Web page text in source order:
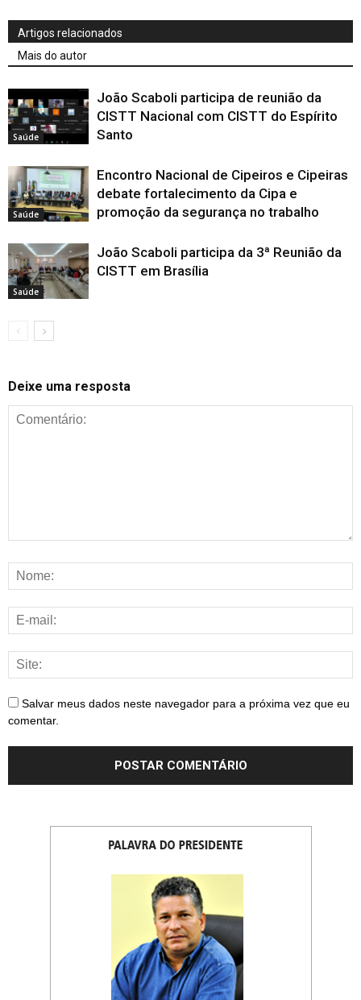
Artigos relacionados
Mais do autor
Saúde
João Scaboli participa de reunião da
CISTT Nacional com CISTT do Espírito
Santo
Saúde
Encontro Nacional de Cipeiros e Cipeiras
debate fortalecimento da Cipa e
promoção da segurança no trabalho
Saúde
João Scaboli participa da 3ª Reunião da
CISTT em Brasília
Deixe uma resposta
Salvar meus dados neste navegador para a próxima vez que eu
comentar.